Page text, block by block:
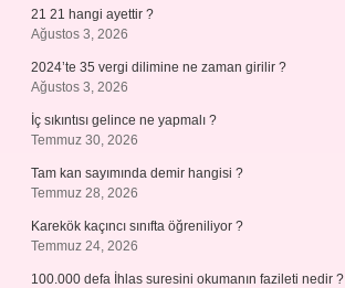
21 21 hangi ayettir ?
Ağustos 3, 2026
2024’te 35 vergi dilimine ne zaman girilir ?
Ağustos 3, 2026
İç sıkıntısı gelince ne yapmalı ?
Temmuz 30, 2026
Tam kan sayımında demir hangisi ?
Temmuz 28, 2026
Karekök kaçıncı sınıfta öğreniliyor ?
Temmuz 24, 2026
100.000 defa İhlas suresini okumanın fazileti nedir ?